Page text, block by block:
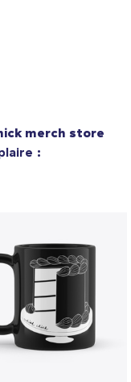
merch store
: